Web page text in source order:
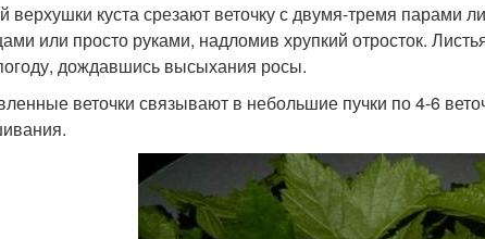
верхушки куста срезают веточку с двумя-тремя парами
или просто руками, надломив хрупкий отросток.
дождавшись высыхания росы.
веточки связывают в небольшие пучки по 4-6